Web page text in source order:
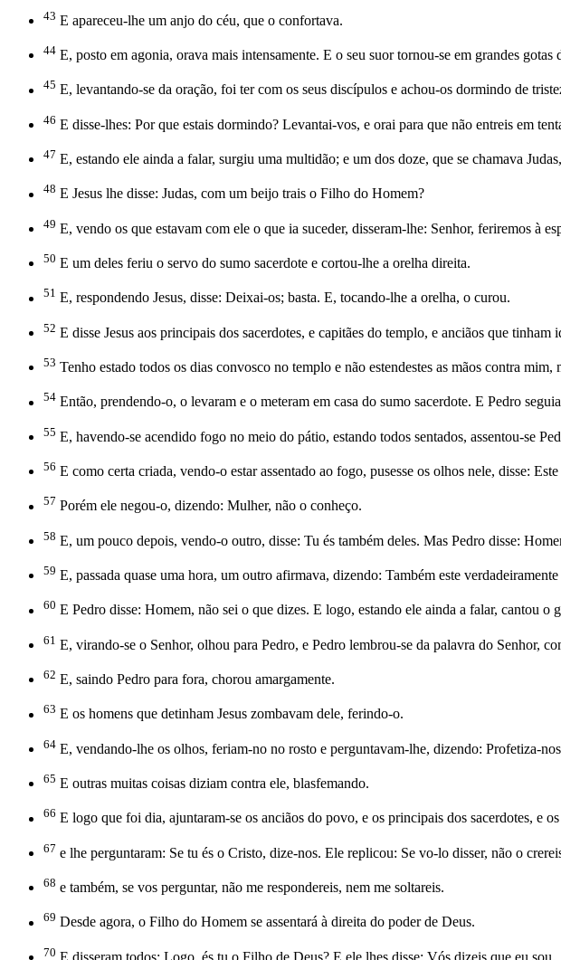
43 E apareceu-lhe um anjo do céu, que o confortava.
44 E, posto em agonia, orava mais intensamente. E o seu suor tornou-se em grandes gotas
45 E, levantando-se da oração, foi ter com os seus discípulos e achou-os dormindo de
46 E disse-lhes: Por que estais dormindo? Levantai-vos, e orai para que não entreis em
47 E, estando ele ainda a falar, surgiu uma multidão; e um dos doze, que se chamava
48 E Jesus lhe disse: Judas, com um beijo trais o Filho do Homem?
49 E, vendo os que estavam com ele o que ia suceder, disseram-lhe: Senhor, feriremos à
50 E um deles feriu o servo do sumo sacerdote e cortou-lhe a orelha direita.
51 E, respondendo Jesus, disse: Deixai-os; basta. E, tocando-lhe a orelha, o curou.
52 E disse Jesus aos principais dos sacerdotes, e capitães do templo, e anciãos que
53 Tenho estado todos os dias convosco no templo e não estendestes as mãos contra mim,
54 Então, prendendo-o, o levaram e o meteram em casa do sumo sacerdote. E Pedro
55 E, havendo-se acendido fogo no meio do pátio, estando todos sentados, assentou-se
56 E como certa criada, vendo-o estar assentado ao fogo, pusesse os olhos nele, disse:
57 Porém ele negou-o, dizendo: Mulher, não o conheço.
58 E, um pouco depois, vendo-o outro, disse: Tu és também deles. Mas Pedro disse:
59 E, passada quase uma hora, um outro afirmava, dizendo: Também este
60 E Pedro disse: Homem, não sei o que dizes. E logo, estando ele ainda a falar, cantou o
61 E, virando-se o Senhor, olhou para Pedro, e Pedro lembrou-se da palavra do Senhor,
62 E, saindo Pedro para fora, chorou amargamente.
63 E os homens que detinham Jesus zombavam dele, ferindo-o.
64 E, vendando-lhe os olhos, feriam-no no rosto e perguntavam-lhe, dizendo: Profetiza-
65 E outras muitas coisas diziam contra ele, blasfemando.
66 E logo que foi dia, ajuntaram-se os anciãos do povo, e os principais dos sacerdotes, e
67 e lhe perguntaram: Se tu és o Cristo, dize-nos. Ele replicou: Se vo-lo disser, não o
68 e também, se vos perguntar, não me respondereis, nem me soltareis.
69 Desde agora, o Filho do Homem se assentará à direita do poder de Deus.
70 E disseram todos: Logo, és tu o Filho de Deus? E ele lhes disse: Vós dizeis que eu sou.